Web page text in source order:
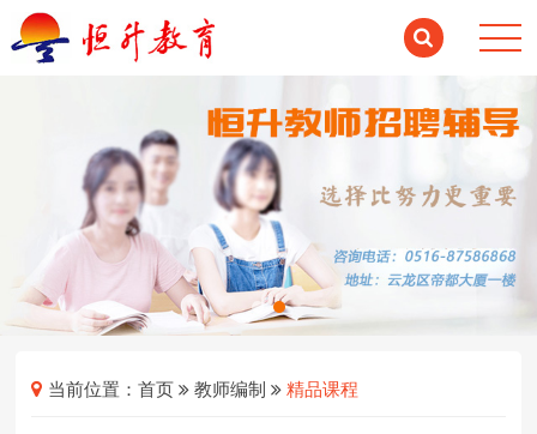
当前位置：首页 教师编制 精品课程